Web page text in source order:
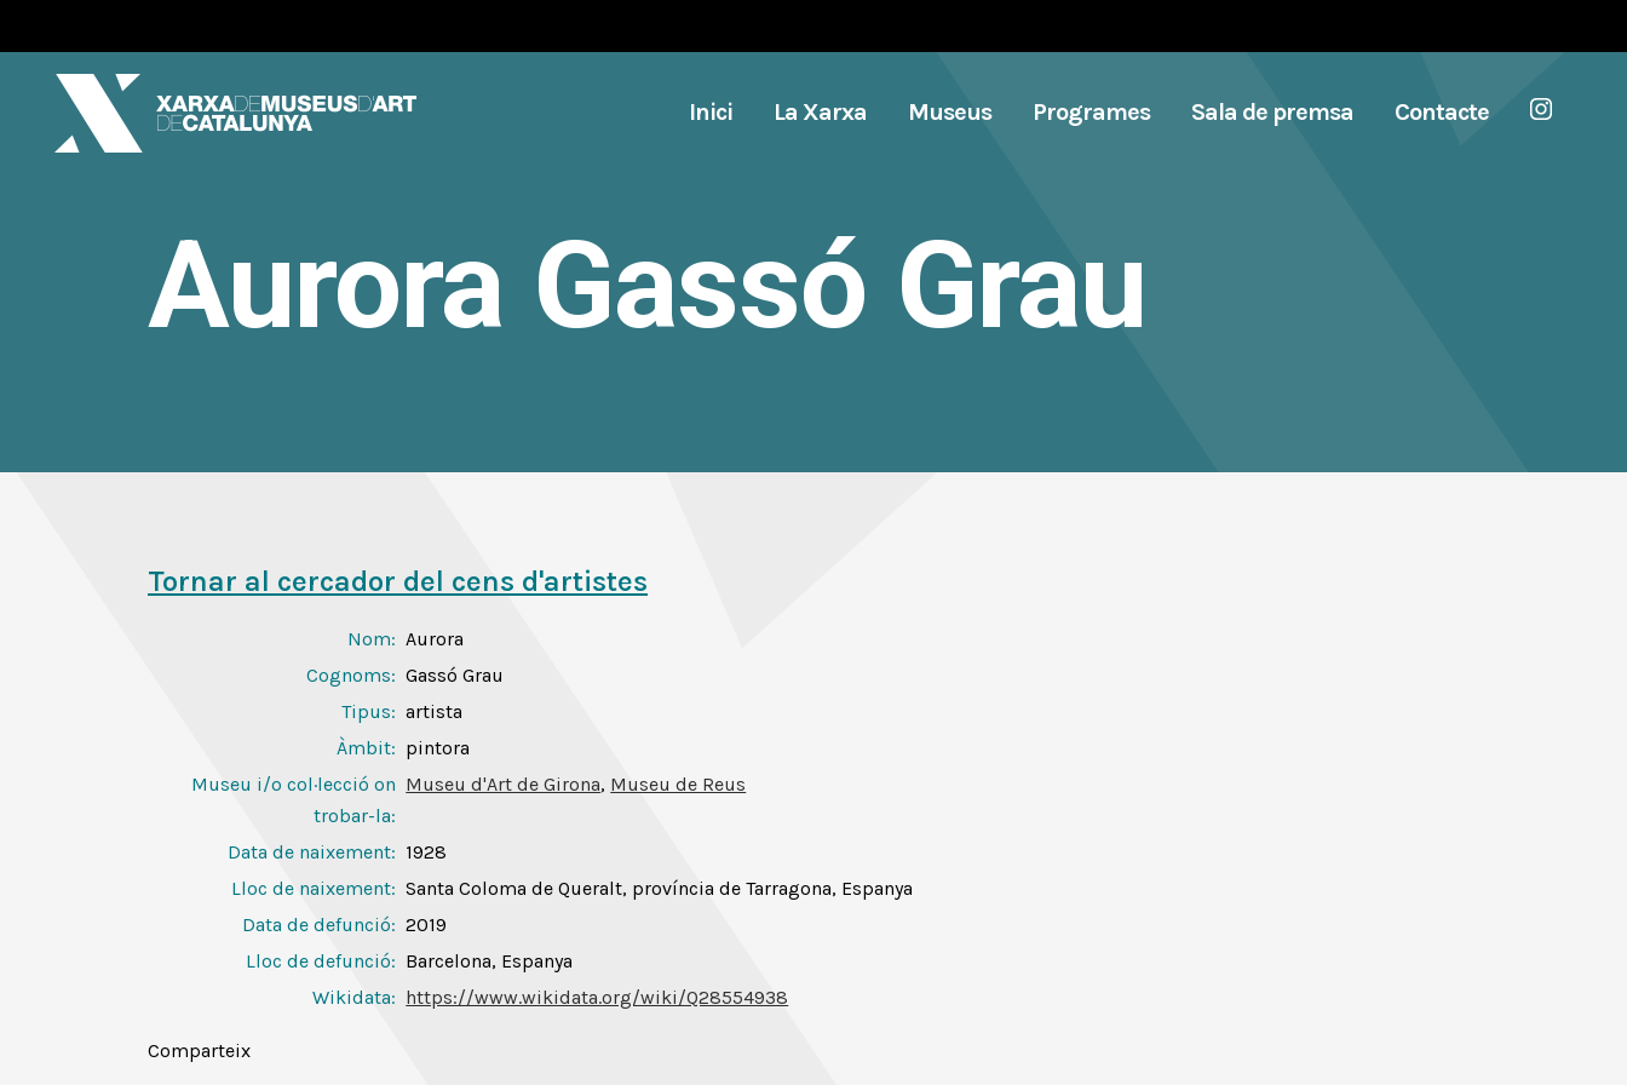
Inici La Xarxa Museus Programes Sala de premsa Contacte
Aurora Gassó Grau
Tornar al cercador del cens d'artistes
Nom: Aurora
Cognoms: Gassó Grau
Tipus: artista
Àmbit: pintora
Museu i/o col·lecció on
trobar-la:
Museu d'Art de Girona, Museu de Reus
Data de naixement: 1928
Lloc de naixement: Santa Coloma de Queralt, província de Tarragona, Espanya
Data de defunció: 2019
Lloc de defunció: Barcelona, Espanya
Wikidata: https://www.wikidata.org/wiki/Q28554938
Comparteix